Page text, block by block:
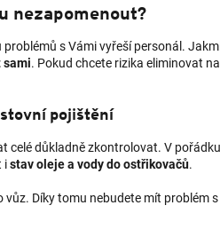
nezapomenout?
s Vámi vyřeší personál.
sami. Pokud chcete rizika eliminovat
pojištění
celé důkladně zkontrolovat. V
istav oleje a vody do ostřikovačů.
Díky tomu nebudete mít problém